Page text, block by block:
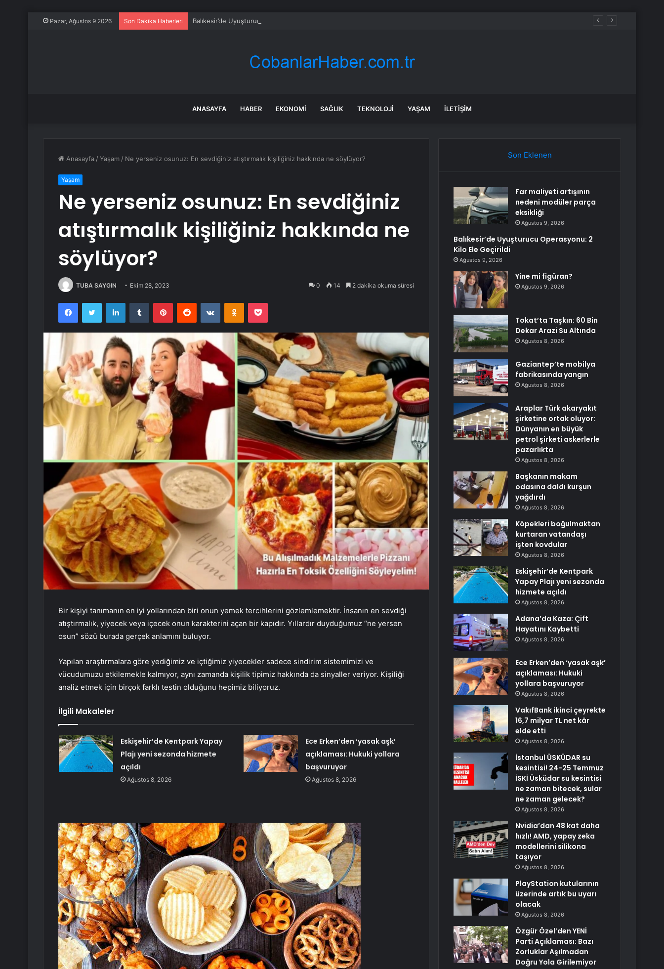
Pazar, Ağustos 9 2026 Son Dakika Haberleri Balıkesir’de Uyuşturucu Operasyonu: 2 Kilo Ele Geçirildi
ANASAYFA HABER EKONOMI SAĞLIK TEKNOLOJI YAŞAM İLETIŞIM
Anasayfa /Yaşam / Ne yerseniz osunuz: En sevdiğiniz atıştırmalık kişiliğiniz hakkında ne söylüyor?
Yaşam
Ne yerseniz osunuz: En sevdiğiniz
atıştırmalık kişiliğiniz hakkında ne
söylüyor?
TUBA SAYGIN Ekim 28, 2023 0 14 2 dakika okuma süresi
FacebookTwitter LinkedInTumblr PinterestReddit VKontakteOdnoklassniki
Pocket
Bir kişiyi tanımanın en iyi yollarından biri onun yemek tercihlerini gözlemlemektir. İnsanın en sevdiği
atıştırmalık, yiyecek veya içecek onun karakterini açan bir kapıdır. Yıllardır duyduğumuz “ne yersen
osun” sözü burada gerçek anlamını buluyor.
Yapılan araştırmalara göre yediğimiz ve içtiğimiz yiyecekler sadece sindirim sistemimizi ve
vücudumuzu etkilemekle kalmıyor, aynı zamanda kişilik tipimiz hakkında da sinyaller veriyor. Kişiliği
analiz etmek için birçok farklı testin olduğunu hepimiz biliyoruz.
İlgili Makaleler
Eskişehir’de Kentpark Yapay
Plajı yeni sezonda hizmete
açıldı
Ağustos 8, 2026
Ece Erken’den ‘yasak aşk’
açıklaması: Hukuki yollara
başvuruyor
Ağustos 8, 2026
Son Eklenen
Far maliyeti artışının
nedeni modüler parça
eksikliği
Ağustos 9, 2026
Balıkesir’de Uyuşturucu Operasyonu: 2
Kilo Ele Geçirildi
Ağustos 9, 2026
Yine mi figüran?
Ağustos 9, 2026
Tokat’ta Taşkın: 60 Bin
Dekar Arazi Su Altında
Ağustos 8, 2026
Gaziantep’te mobilya
fabrikasında yangın
Ağustos 8, 2026
Araplar Türk akaryakıt
şirketine ortak oluyor:
Dünyanın en büyük
petrol şirketi askerlerle
pazarlıkta
Ağustos 8, 2026
Başkanın makam
odasına daldı kurşun
yağdırdı
Ağustos 8, 2026
Köpekleri boğulmaktan
kurtaran vatandaşı
işten kovdular
Ağustos 8, 2026
Eskişehir’de Kentpark
Yapay Plajı yeni sezonda
hizmete açıldı
Ağustos 8, 2026
Adana’da Kaza: Çift
Hayatını Kaybetti
Ağustos 8, 2026
Ece Erken’den ‘yasak aşk’
açıklaması: Hukuki
yollara başvuruyor
Ağustos 8, 2026
VakıfBank ikinci çeyrekte
16,7 milyar TL net kâr
elde etti
Ağustos 8, 2026
İstanbul ÜSKÜDAR su
kesintisi! 24-25 Temmuz
İSKİ Üsküdar su kesintisi
ne zaman bitecek, sular
ne zaman gelecek?
Ağustos 8, 2026
Nvidia’dan 48 kat daha
hızlı! AMD, yapay zeka
modellerini silikona
taşıyor
Ağustos 8, 2026
PlayStation kutularının
üzerinde artık bu uyarı
olacak
Ağustos 8, 2026
Özgür Özel’den YENİ
Parti Açıklaması: Bazı
Zorluklar Aşılmadan
Doğru Yola Girilemiyor